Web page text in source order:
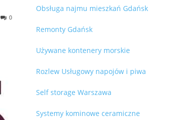
0
Obsługa najmu mieszkań Gdańsk
Remonty Gdańsk
Używane kontenery morskie
Rozlew Usługowy napojów i piwa
Self storage Warszawa
Systemy kominowe ceramiczne